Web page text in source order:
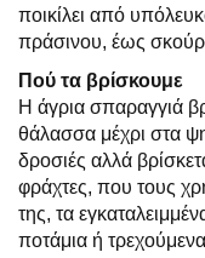
ποικίλει από
πράσινου, έως
Πού τα βρίσκουμε
Η άγρια σπαραγγιά
θάλασσα μέχρι στα
δροσιές αλλά
φράχτες, που τους
της, τα
ποτάμια ή